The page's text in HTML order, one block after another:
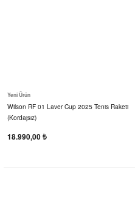
Yeni Ürün
Wilson RF 01 Laver Cup 2025 Tenis Raketi
(Kordajsız)
18.990,00 ₺